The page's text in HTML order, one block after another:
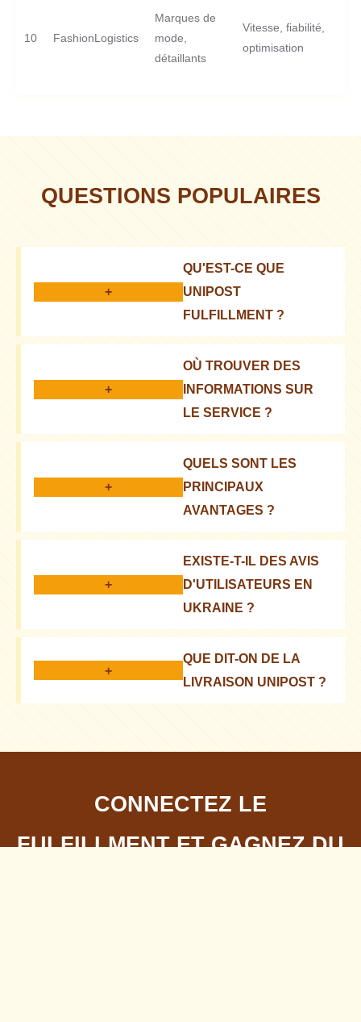
10 FashionLogistics
Marques de
mode,
détaillants
Vitesse, fiabilité,
optimisation
QUESTIONS POPULAIRES
+
QU'EST-CE QUE
UNIPOST
FULFILLMENT ?
C'est un ensemble de services pour le e-commerce :
stockage, emballage, livraison
+
OÙ TROUVER DES
INFORMATIONS SUR
LE SERVICE ?
Sur le site officiel, les blogs, les partenaires
+
QUELS SONT LES
PRINCIPAUX
AVANTAGES ?
Gain de temps, réduction des coûts, livraison rapide
+
EXISTE-T-IL DES AVIS
D'UTILISATEURS EN
UKRAINE ?
Oui, on peut les trouver sur les sites d'agrégation
d'avis
+
QUE DIT-ON DE LA
LIVRAISON UNIPOST ?
CONNECTEZ LE
FULFILLMENT ET GAGNEZ DU